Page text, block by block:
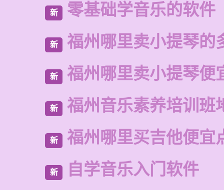
新 零基础学音乐的软件
新 福州哪里卖小提琴的
新 福州哪里卖小提琴便
新 福州音乐素养培训班
新 福州哪里买吉他便宜
新 自学音乐入门软件